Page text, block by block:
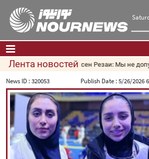
Главная|Контакты|О нас
Новости
Культура и общество
Экономика
Политика
взгляд
Лента новостейМохсен Резаи: Мы не
News ID :320053 Publish Date :5/26/2026